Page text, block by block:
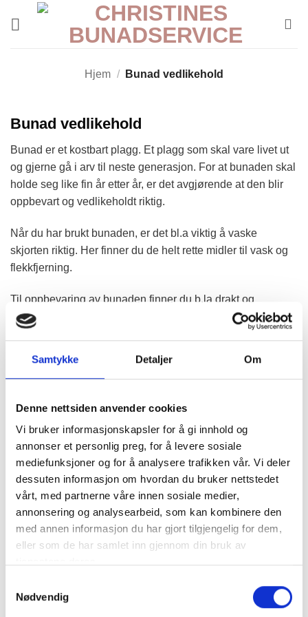
Samtykke Detaljer Om
Denne nettsiden anvender cookies
Vi bruker informasjonskapsler for å gi innhold og
annonser et personlig preg, for å levere sosiale
mediefunksjoner og for å analysere trafikken vår. Vi deler
dessuten informasjon om hvordan du bruker nettstedet
vårt, med partnerne våre innen sosiale medier,
annonsering og analysearbeid, som kan kombinere den
med annen informasjon du har gjort tilgjengelig for dem,
eller som de har samlet inn gjennom din bruk av
Nødvendig
Hjem / Bunad vedlikehold
Bunad vedlikehold
Bunad er et kostbart plagg. Et plagg som skal vare livet ut
og gjerne gå i arv til neste generasjon. For at bunaden skal
holde seg like fin år etter år, er det avgjørende at den blir
oppbevart og vedlikeholdt riktig.
Når du har brukt bunaden, er det bl.a viktig å vaske
skjorten riktig. Her finner du de helt rette midler til vask og
flekkfjerning.
Til oppbevaring av bunaden finner du b.la drakt og
skjorteposer laget av økologisk bomull som kan
personliggjøres med for.eks navn, dato eller navnet på
Beskytt bunaden mott møll og skadedyr med kleshenger av
Oppbevaring
Vask Og Stell Av